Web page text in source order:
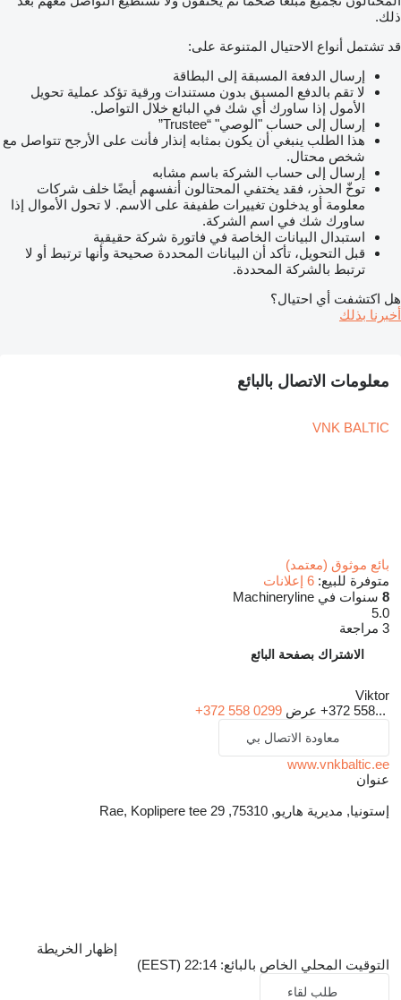
ذلك.
قد تشتمل أنواع الاحتيال المتنوعة على:
إرسال الدفعة المسبقة إلى البطاقة
لا تقم بالدفع المسبق بدون مستندات ورقية تؤكد عملية تحويل
الأمول إذا ساورك أي شك في البائع خلال التواصل.
إرسال إلى حساب "الوصي" “Trustee”
هذا الطلب ينبغي أن يكون بمثابه إنذار فأنت على الأرجح تتواصل مع
شخص محتال.
إرسال إلى حساب الشركة باسم مشابه
توخّ الحذر، فقد يختفي المحتالون أنفسهم أيضًا خلف شركات
معلومة أو يدخلون تغييرات طفيفة على الاسم. لا تحول الأموال إذا
ساورك شك في اسم الشركة.
استبدال البيانات الخاصة في فاتورة شركة حقيقية
قبل التحويل، تأكد أن البيانات المحددة صحيحة وأنها ترتبط أو لا
ترتبط بالشركة المحددة.
هل اكتشفت أي احتيال؟
أخبرنا بذلك
معلومات الاتصال بالبائع
VNK BALTIC
بائع موثوق (معتمد)
متوفرة للبيع: 6 إعلانات
8 سنوات في Machineryline
5.0
3 مراجعة
الاشتراك بصفحة البائع
Viktor
+372 558... عرض +372 558 0299
معاودة الاتصال بي
www.vnkbaltic.ee
عنوان
إستونيا, مديرية هاريو, 75310, Rae, Koplipere tee 29
إظهار الخريطة
التوقيت المحلي الخاص بالبائع: 22:14 (EEST)
طلب لقاء